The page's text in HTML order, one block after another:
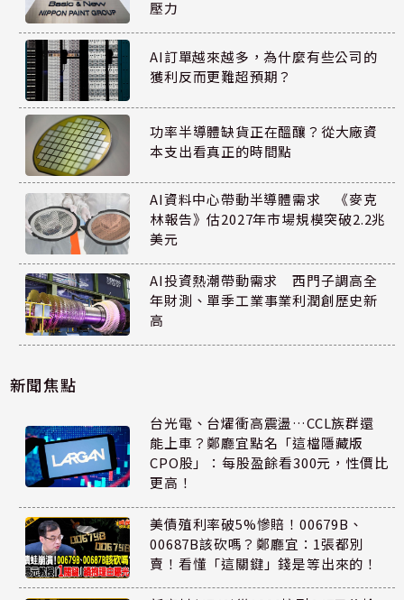
壓力
AI訂單越來越多，為什麼有些公司的
獲利反而更難超預期？
功率半導體缺貨正在醞釀？從大廠資
本支出看真正的時間點
AI資料中心帶動半導體需求 《麥克
林報告》估2027年市場規模突破2.2兆
美元
AI投資熱潮帶動需求 西門子調高全
年財測、單季工業事業利潤創歷史新
高
新聞焦點
台光電、台燿衝高震盪…CCL族群還
能上車？鄭廳宜點名「這檔隱藏版
CPO股」：每股盈餘看300元，性價比
更高！
美債殖利率破5%慘賠！00679B、
00687B該砍嗎？鄭廳宜：1張都別
賣！看懂「這關鍵」錢是等出來的！